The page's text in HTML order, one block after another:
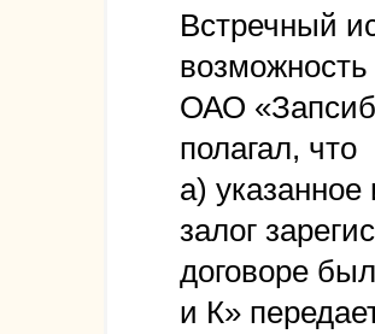
Встречный
возможность
ОАО
полагал, что
а) указанное
залог
договоре
и К»